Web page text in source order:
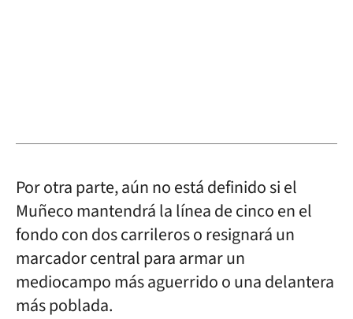
Por otra parte, aún no está definido si el
Muñeco mantendrá la línea de cinco en el
fondo con dos carrileros o resignará un
marcador central para armar un
mediocampo más aguerrido o una delantera
más poblada.